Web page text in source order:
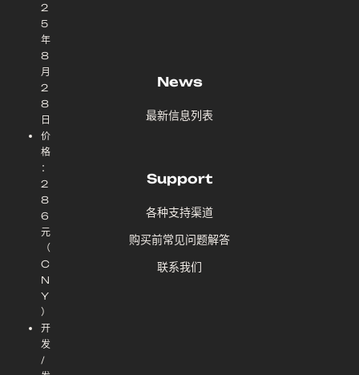
2
5
年
8
月
2
8
日
价
格
：
2
8
6
元
（
C
N
Y
）
开
发
/
News
最新信息列表
Support
各种支持渠道
购买前常见问题解答
联系我们